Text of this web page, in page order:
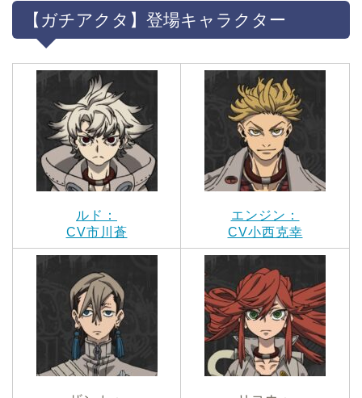
【ガチアクタ】登場キャラクター
ルド：
CV市川蒼
エンジン：
CV小西克幸